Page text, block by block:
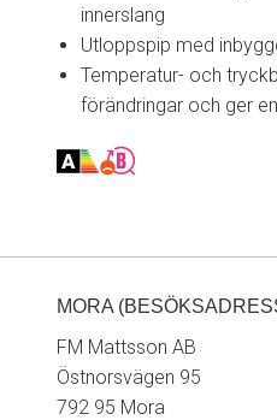
innerslang
Utloppspip med
Temperatur- och
förändringar och ger
MORA
FM Mattsson AB
Östnorsvägen 95
792 95 Mora